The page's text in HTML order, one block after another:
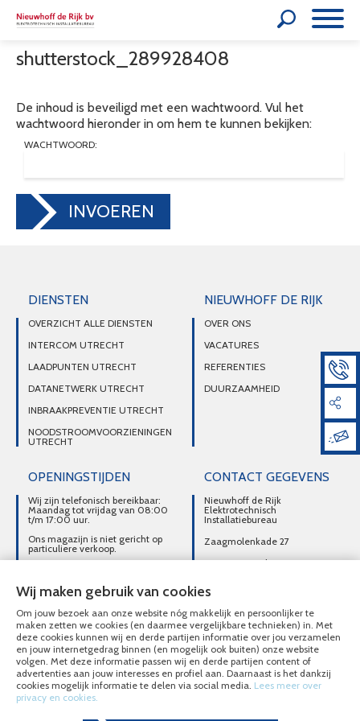
shutterstock_289928408
De inhoud is beveiligd met een wachtwoord. Vul het
wachtwoord hieronder in om hem te kunnen bekijken:
WACHTWOORD:
INVOEREN
DIENSTEN
OVERZICHT ALLE DIENSTEN
INTERCOM UTRECHT
LAADPUNTEN UTRECHT
DATANETWERK UTRECHT
INBRAAKPREVENTIE UTRECHT
NOODSTROOMVOORZIENINGEN
UTRECHT
NIEUWHOFF DE RIJK
OVER ONS
VACATURES
REFERENTIES
DUURZAAMHEID
OPENINGSTIJDEN
Wij zijn telefonisch bereikbaar:
Maandag tot vrijdag van 08:00
t/m 17:00 uur.
Ons magazijn is niet gericht op
particuliere verkoop.
contact.
CONTACT GEGEVENS
Nieuwhoff de Rijk
Elektrotechnisch
Installatiebureau
Zaagmolenkade 27
3515 AC Utrecht
DIRECT CONTACT
OPNEMEN
030-2716496
MAIL ONS
© Nieuwhoff de Rijk Elektrotechnisch Installatiebureau 2020 - 2026
Wij maken gebruik van cookies
Om jouw bezoek aan onze website nóg makkelijk en persoonlijker te
maken zetten we cookies (en daarmee vergelijkbare technieken) in. Met
deze cookies kunnen wij en derde partijen informatie over jou verzamelen
en jouw internetgedrag binnen (en mogelijk ook buiten) onze website
volgen. Met deze informatie passen wij en derde partijen content of
advertenties aan jouw interesses en profiel aan. Daarnaast is het dankzij
cookies mogelijk informatie te delen via social media. Lees meer over
privacy en cookies.